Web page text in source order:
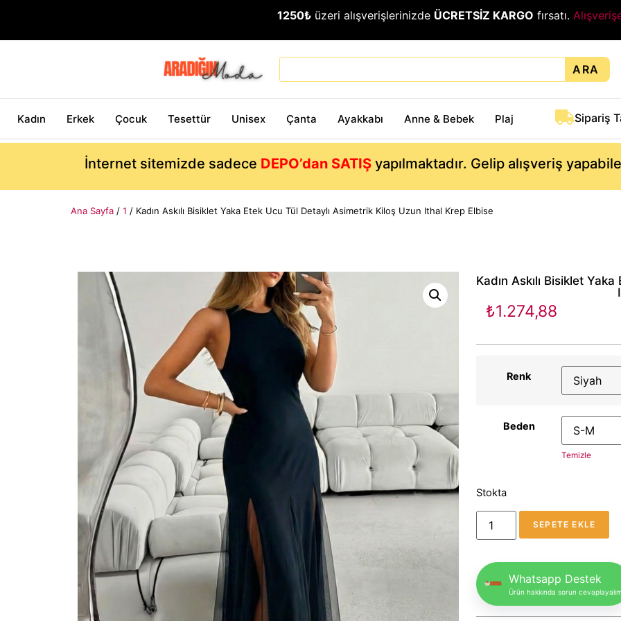
1250₺ üzeri alışverişlerinizde ÜCRETSİZ KARGO fırsatı.
ARA
Kadın Erkek Çocuk Tesettür Unisex Çanta Ayakkabı Anne & Bebek Plaj Sipariş
İnternet sitemizde sadece DEPO’dan SATIŞyapılmaktadır. Gelip alışveriş
Ana Sayfa / 1 / Kadın Askılı Bisiklet Yaka Etek Ucu Tül Detaylı Asimetrik Kiloş Uzun Ithal Krep Elbise
Kadın Askılı Bisiklet
₺1.274,88
Renk
Beden
Temizle
Stokta
SEPETE EKLE
Whatsapp Destek
Ürün hakkında sorun